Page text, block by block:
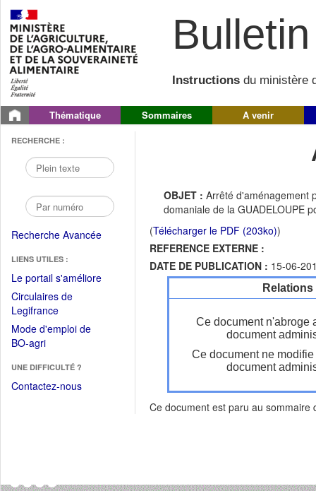
Instructions du ministère
Thématique Sommaires A venir
RECHERCHE :
Recherche Avancée
LIENS UTILES :
Le portail s'améliore(Fichier
Circulaires de
Legifrance(Ouvrir
dans
une
fenêtre)
Mode d'emploi de
BO-agri(Ouvrir
une
nouvelle
UNE DIFFICULTÉ ?
Contactez-nous
OBJET : Arrêté d'aménagement
domaniale de la GUADELOUPE
(Télécharger le PDF (203ko))
REFERENCE EXTERNE :
DATE DE PUBLICATION : 15-06-
Ce document n'abroge
document
Ce document ne
document
Ce document est paru au sommaire